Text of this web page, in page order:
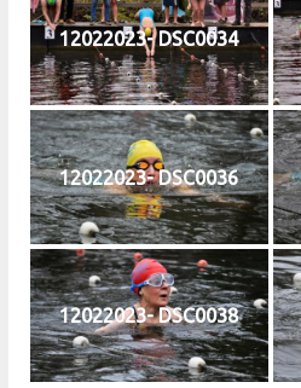
12022023- DSC0034
12022023- DSC0036
12022023- DSC0038